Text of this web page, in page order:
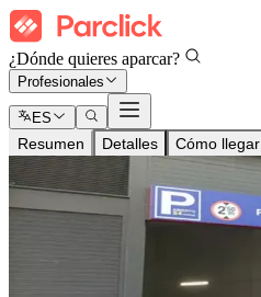
¿Dónde quieres aparcar?
Profesionales
ES
Resumen Detalles Cómo llegar